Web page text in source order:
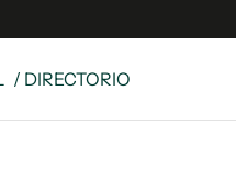
/ DIRECTORIO